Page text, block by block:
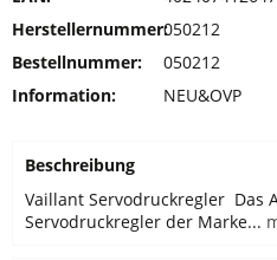
Herstellernummer:050212
Bestellnummer:
050212
Information:
NEU&OVP
Beschreibung
Vaillant Servodruckregler Das
Servodruckregler der Marke...